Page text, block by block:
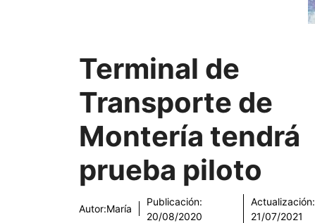
Terminal de
Transporte de
Montería tendrá
prueba piloto
Autor:María
Publicación:
20/08/2020
Actualización:
21/07/2021